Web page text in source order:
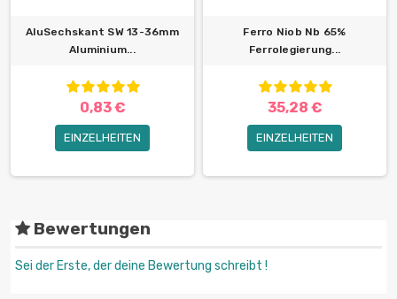
AluSechskant SW 13-36mm
Aluminium...
0,83 €
EINZELHEITEN
Ferro Niob Nb 65%
Ferrolegierung...
35,28 €
EINZELHEITEN
Bewertungen
Sei der Erste, der deine Bewertung schreibt !